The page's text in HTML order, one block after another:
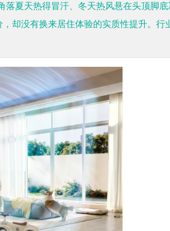
夏天热得冒汗、冬天热风悬在头顶脚底
却没有换来居住体验的实质性提升。行